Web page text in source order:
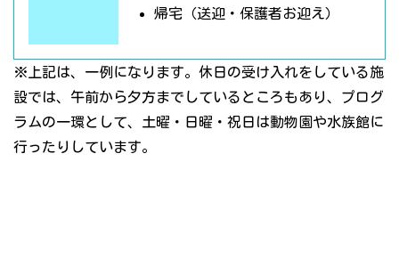
帰宅（送迎・保護者お迎え）
※上記は、一例になります。休日の受け入れをしている施
設では、午前から夕方までしているところもあり、プログ
ラムの一環として、土曜・日曜・祝日は動物園や水族館に
行ったりしています。